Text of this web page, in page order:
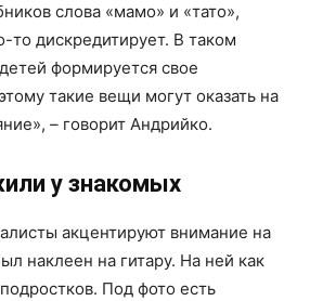
слова «мамо» и «тато»,
то дискредитирует. В таком
формируется свое
такие вещи могут оказать на
– говорит Андрийко.
у знакомых
акцентируют внимание на
наклеен на гитару. На ней как
Под фото есть